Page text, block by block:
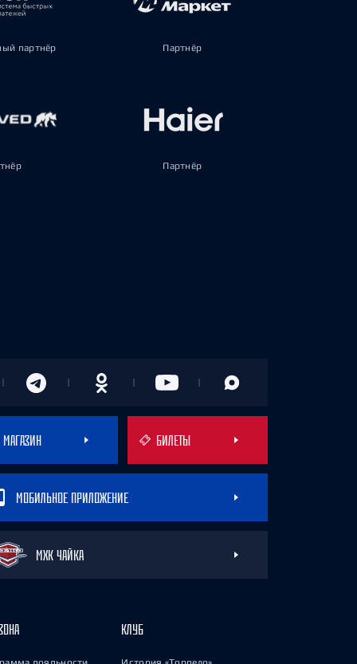
партнёр Партнёр
Партнёр
МАГАЗИН БИЛЕТЫ
МОБИЛЬНОЕ ПРИЛОЖЕНИЕ
МХК ЧАЙКА
КЛУБ